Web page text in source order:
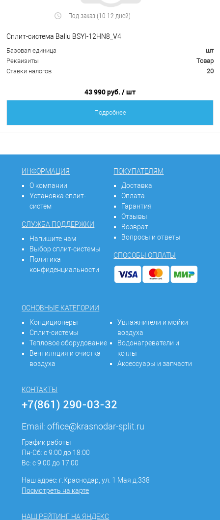
Под заказ (10-12 дней)
Сплит-система Ballu BSYI-12HN8_V4
Базовая единица
шт
Реквизиты
Товар
Ставки налогов
20
43 990 руб. / шт
Подробнее
ИНФОРМАЦИЯ
О компании
Установка сплит-
систем
СЛУЖБА ПОДДЕРЖКИ
Напишите нам
Выбор сплит-системы
Политика
конфиденциальности
ПОКУПАТЕЛЯМ
Доставка
Оплата
Гарантия
Отзывы
Возврат
Вопросы и ответы
СПОСОБЫ ОПЛАТЫ
ОСНОВНЫЕ КАТЕГОРИИ
Кондиционеры
Сплит-системы
Тепловое оборудование
Вентиляция и очистка
воздуха
Увлажнители и мойки
воздуха
Водонагреватели и
котлы
Аксессуары и запчасти
КОНТАКТЫ
+7(861) 290-03-32
Email:office@krasnodar-split.ru
График работы
Пн-Сб: с 9:00 до 18:00
Вс: с 9:00 до 17:00
Наш адрес: г.Краснодар, ул. 1 Мая д.338
Посмотреть на карте
НАШ РЕЙТИНГ НА ЯНДЕКС